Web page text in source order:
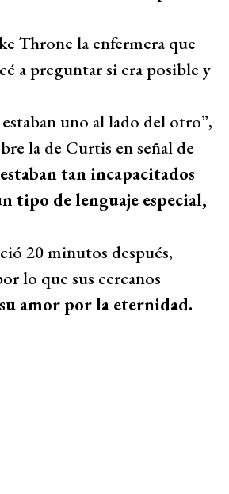
Throne la enfermera que
a preguntar si era posible y
uno al lado del otro”,
la de Curtis en señal de
tan incapacitados
tipo de lenguaje especial,
20 minutos después,
lo que sus cercanos
amor por la eternidad.